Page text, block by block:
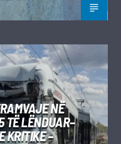
NË
TË LËNDUAR–
KRITIKE –